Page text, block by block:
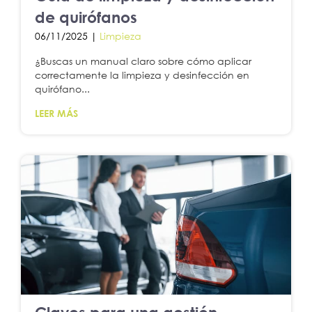
de quirófanos
06/11/2025 | Limpieza
¿Buscas un manual claro sobre cómo aplicar
correctamente la limpieza y desinfección en
quirófano...
LEER MÁS